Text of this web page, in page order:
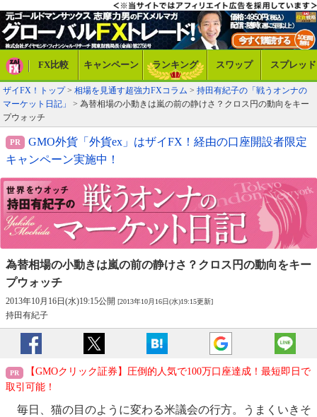
FX比較 キャンペーン ランキング スワップ スプレッド
ザイFX！トップ> 相場を見通す超強力FXコラム > 持田有紀子の「戦うオンナの
マーケット日記」
> 為替相場の小動きは嵐の前の静けさ？クロス円の動向をキー
プウォッチ
GMO外貨「外貨ex」はザイFX！経由の口座開設者限定
キャンペーン実施中！
為替相場の小動きは嵐の前の静けさ？ クロス円の動向をキー
プウォッチ
2013年10月16日(水)19:15公開 [2013年10月16日(水)19:15更新]
持田有紀子
【GMOクリック証券】圧倒的人気で100万口座達成！最短即日で
取引可能！
毎日、猫の目のように変わる米議会の行方。うまくいきそ